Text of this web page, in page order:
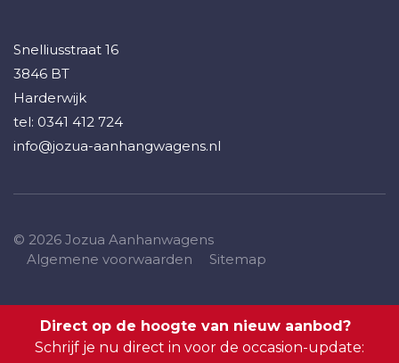
Snelliusstraat 16
3846 BT
Harderwijk
tel: 0341 412 724
info@jozua-aanhangwagens.nl
© 2026 Jozua Aanhanwagens
Algemene voorwaarden
Sitemap
Direct op de hoogte van nieuw aanbod?
Schrijf je nu direct in voor de occasion-update: